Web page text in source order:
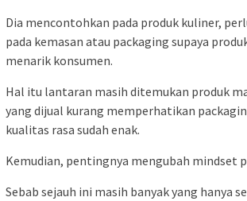
Dia mencontohkan pada produk kuliner,
pada kemasan atau packaging supaya
menarik konsumen.
Hal itu lantaran masih ditemukan produk
yang dijual kurang memperhatikan
kualitas rasa sudah enak.
Kemudian, pentingnya mengubah mindset
Sebab sejauh ini masih banyak yang hanya